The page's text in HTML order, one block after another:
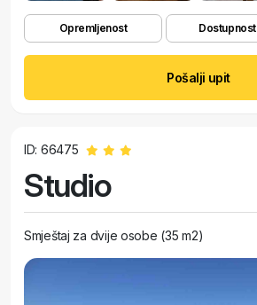
Opremljenost Dostupnost
Pošalji upit
ID: 66475
Studio
Smještaj za dvije osobe (35 m2)